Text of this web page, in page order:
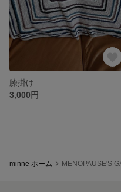
膝掛け
3,000円
minne ホーム MENOPAUSE'S